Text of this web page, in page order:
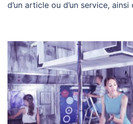
d’un article ou d’un service,